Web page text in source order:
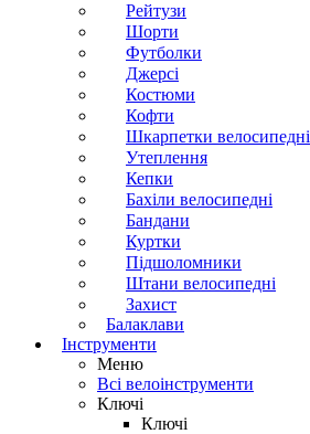
Рейтузи
Шорти
Футболки
Джерсі
Костюми
Кофти
Шкарпетки велосипедні
Утеплення
Кепки
Бахіли велосипедні
Бандани
Куртки
Підшоломники
Штани велосипедні
Захист
Балаклави
Інструменти
Меню
Всі велоінструменти
Ключі
Ключі